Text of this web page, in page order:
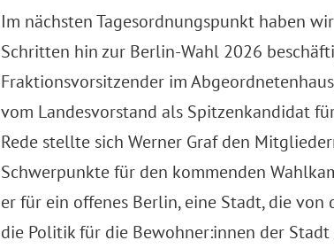
Im nächsten Tagesordnungspunkt haben
Schritten hin zur Berlin-Wahl 2026
Fraktionsvorsitzender im
vom Landesvorstand als Spitzenkandidat
Rede stellte sich Werner Graf den
Schwerpunkte für den kommenden
er für ein offenes Berlin, eine Stadt, die
die Politik für die Bewohner:innen der